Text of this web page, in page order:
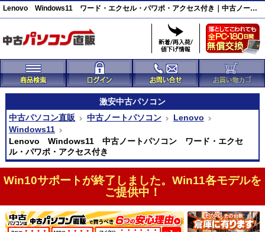
Lenovo Windows11 ワード・エクセル・パワポ・アクセス付き｜中古ノートパソコン｜中古パソコン直販
激安中古パソコン
中古パソコン直販
中古ノートパソコン
Lenovo
Windows11
Lenovo Windows11 中古ノートパソコン ワード・エクセ
ル・パワポ・アクセス付き
Win10サポートが終了しました。Win11各モデルを
ご提供中！